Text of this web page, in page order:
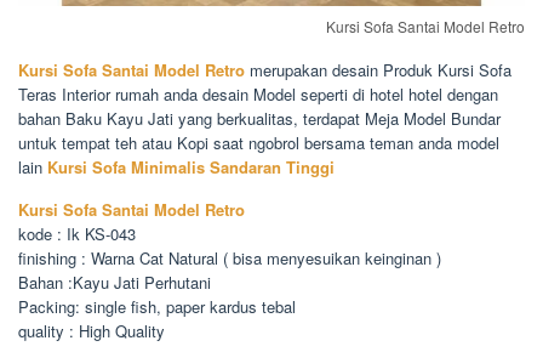
Kursi Sofa Santai Model Retro
Kursi Sofa Santai Model Retro merupakan desain Produk Kursi Sofa
Teras Interior rumah anda desain Model seperti di hotel hotel dengan
bahan Baku Kayu Jati yang berkualitas, terdapat Meja Model Bundar
untuk tempat teh atau Kopi saat ngobrol bersama teman anda model
lain Kursi Sofa Minimalis Sandaran Tinggi
Kursi Sofa Santai Model Retro
kode : Ik KS-043
finishing : Warna Cat Natural ( bisa menyesuikan keinginan )
Bahan :Kayu Jati Perhutani
Packing: single fish, paper kardus tebal
quality : High Quality